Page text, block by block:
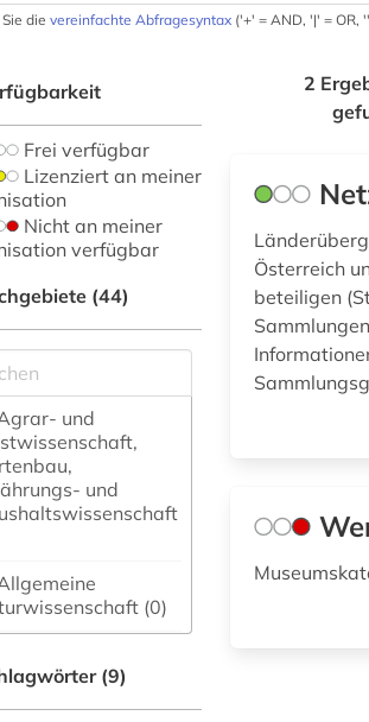
die vereinfachte Abfragesyntax ('+' = AND, '|' = OR,
Frei verfügbar
Lizenziert an meiner
Nicht an meiner
verfügbar
(44)
und
und
(0)
(9)
2
Österreich
beteiligen